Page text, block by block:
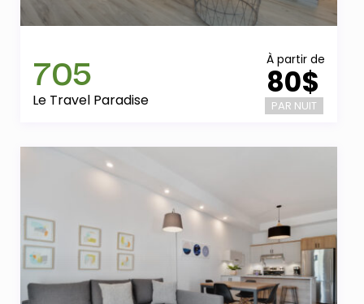
À partir de
80$
PAR NUIT
705
Le Travel Paradise